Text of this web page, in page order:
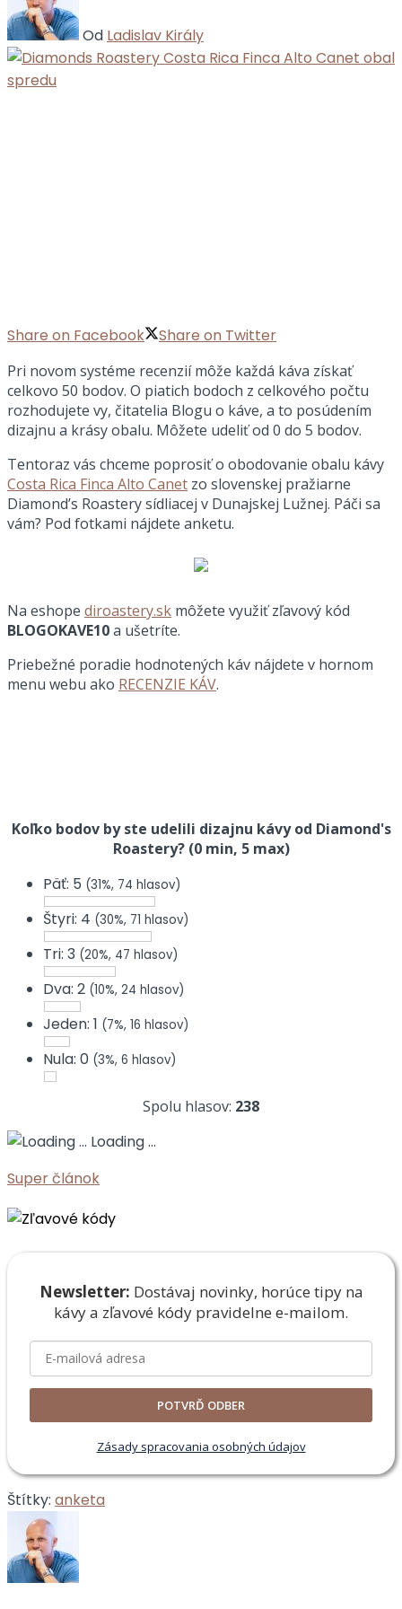
Od Ladislav Király
Share on Facebook Share on Twitter
Pri novom systéme recenzií môže každá káva získať
celkovo 50 bodov. O piatich bodoch z celkového počtu
rozhodujete vy, čitatelia Blogu o káve, a to posúdením
dizajnu a krásy obalu. Môžete udeliť od 0 do 5 bodov.
Tentoraz vás chceme poprosiť o obodovanie obalu kávy
Costa Rica Finca Alto Canet zo slovenskej pražiarne
Diamond’s Roastery sídliacej v Dunajskej Lužnej. Páči sa
vám? Pod fotkami nájdete anketu.
Na eshope diroastery.sk môžete využiť zľavový kód
BLOGOKAVE10a ušetríte.
Priebežné poradie hodnotených káv nájdete v hornom
menu webu ako RECENZIE KÁV.
Koľko bodov by ste udelili dizajnu kávy od Diamond's
Roastery? (0 min, 5 max)
Päť: 5 (31%, 74 hlasov)
Štyri: 4 (30%, 71 hlasov)
Tri: 3 (20%, 47 hlasov)
Dva: 2 (10%, 24 hlasov)
Jeden: 1 (7%, 16 hlasov)
Nula: 0 (3%, 6 hlasov)
Spolu hlasov: 238
Loading ...
Super článok
Newsletter: Dostávaj novinky, horúce tipy na
kávy a zľavové kódy pravidelne e-mailom.
POTVRĎ ODBER
Zásady spracovania osobných údajov
Štítky: anketa